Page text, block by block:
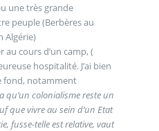
une très grande
peuple (Berbères au
Algérie)
au cours d’un camp, (
hospitalité. J’ai bien
fond, notamment
qu’un colonialisme reste un
que vivre au sein d’un Etat
fusse-telle est relative, vaut